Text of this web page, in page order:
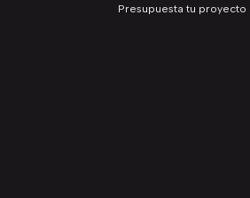
Presupuesta tu proyecto